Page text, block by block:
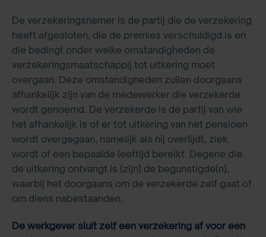
De verzekeringsnemer is de partij die de verzekering
heeft afgesloten, die de premies verschuldigd is en
die bedingt onder welke omstandigheden de
verzekeringsmaatschappij tot uitkering moet
overgaan. Deze omstandigheden zullen doorgaans
afhankelijk zijn van de medewerker die verzekerde
wordt genoemd. De verzekerde is de partij van wie
het afhankelijk is of er tot uitkering van het pensioen
wordt overgegaan, namelijk als hij overlijdt, ziek
wordt of een bepaalde leeftijd bereikt. Degene die
de uitkering ontvangt is (zijn) de begunstigde(n),
waarbij het doorgaans om de verzekerde zelf gaat of
om diens nabestaanden.
De werkgever sluit zelf een verzekering af voor een